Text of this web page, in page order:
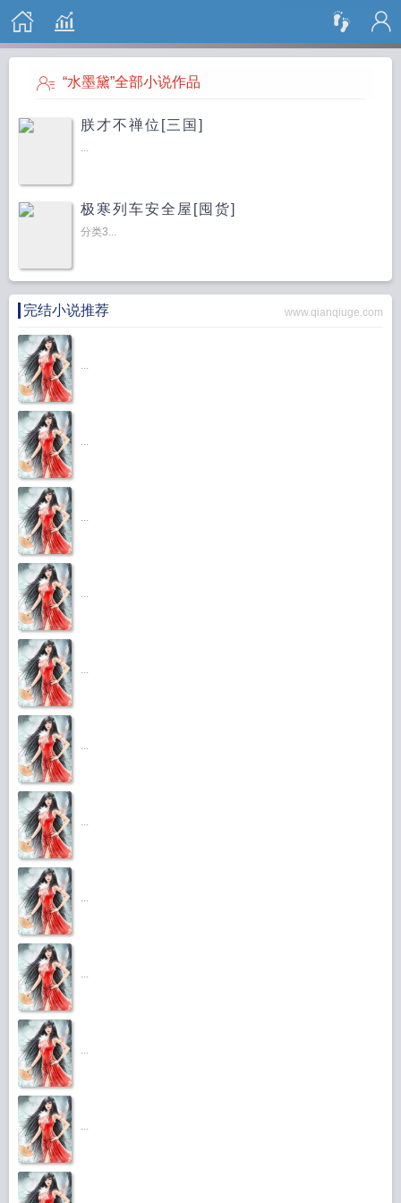
搜 索
“水墨黛”全部小说作品
朕才不禅位[三国]
...
极寒列车安全屋[囤货]
分类3...
完结小说推荐 www.qianqiuge.com
...
...
...
...
...
...
...
...
...
...
...